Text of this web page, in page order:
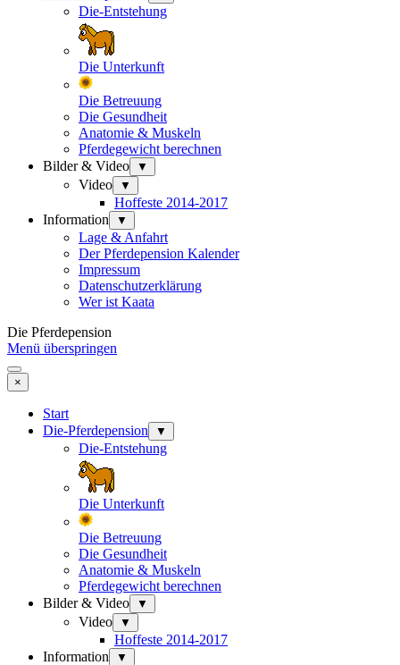
Die-Entstehung
Die Unterkunft
Die Betreuung
Die Gesundheit
Anatomie & Muskeln
Pferdegewicht berechnen
Bilder & Video
▼
Video ▼
Hoffeste 2014-2017
Information
▼
Lage & Anfahrt
Der Pferdepension Kalender
Impressum
Datenschutzerklärung
Wer ist Kaata
Die Pferdepension
Menü überspringen
×
Start
Die-Pferdepension
▼
Die-Entstehung
Die Unterkunft
Die Betreuung
Die Gesundheit
Anatomie & Muskeln
Pferdegewicht berechnen
Bilder & Video
▼
Video ▼
Hoffeste 2014-2017
Information
▼